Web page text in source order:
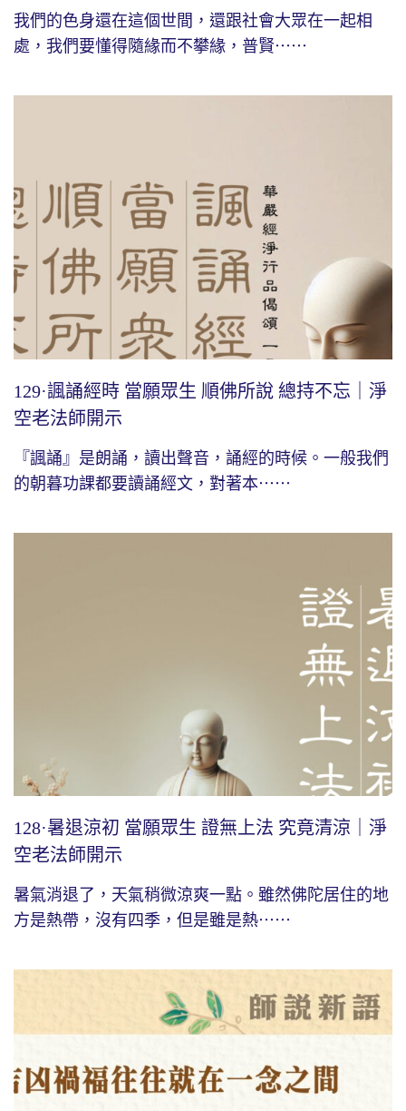
我們的色身還在這個世間，還跟社會大眾在一起相
處，我們要懂得隨緣而不攀緣，普賢⋯⋯
129·諷誦經時 當願眾生 順佛所說 總持不忘｜淨
空老法師開示
『諷誦』是朗誦，讀出聲音，誦經的時候。一般我們
的朝暮功課都要讀誦經文，對著本⋯⋯
128·暑退涼初 當願眾生 證無上法 究竟清涼｜淨
空老法師開示
暑氣消退了，天氣稍微涼爽一點。雖然佛陀居住的地
方是熱帶，沒有四季，但是雖是熱⋯⋯